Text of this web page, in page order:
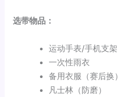
选带物品：
运动手表/手机支架
一次性雨衣
备用衣服（赛后换）
凡士林（防磨）